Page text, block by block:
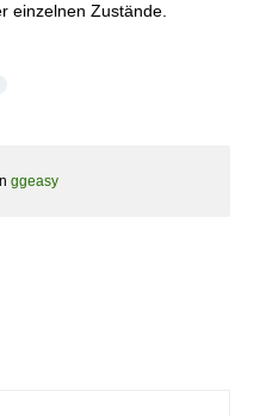
einzelnen Zustände.
ggeasy